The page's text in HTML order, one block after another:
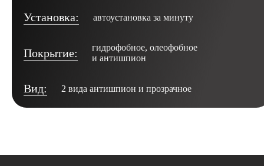
Установка: автоустановка за минуту
Покрытие:
гидрофобное, олеофобное
и антишпион
Вид: 2 вида антишпион и прозрачное